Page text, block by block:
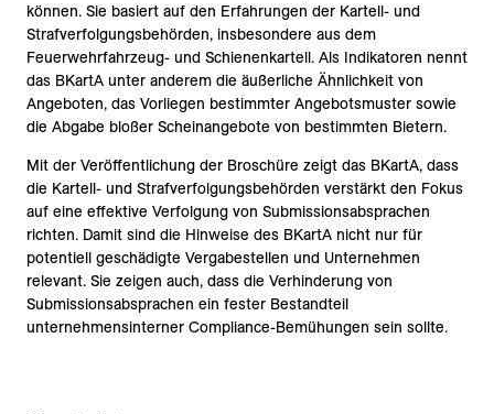
können. Sie basiert auf den Erfahrungen der Kartell- und
Strafverfolgungsbehörden, insbesondere aus dem
Feuerwehrfahrzeug- und Schienenkartell. Als Indikatoren nennt
das BKartA unter anderem die äußerliche Ähnlichkeit von
Angeboten, das Vorliegen bestimmter Angebotsmuster sowie
die Abgabe bloßer Scheinangebote von bestimmten Bietern.
Mit der Veröffentlichung der Broschüre zeigt das BKartA, dass
die Kartell- und Strafverfolgungsbehörden verstärkt den Fokus
auf eine effektive Verfolgung von Submissionsabsprachen
richten. Damit sind die Hinweise des BKartA nicht nur für
potentiell geschädigte Vergabestellen und Unternehmen
relevant. Sie zeigen auch, dass die Verhinderung von
Submissionsabsprachen ein fester Bestandteil
unternehmensinterner Compliance-Bemühungen sein sollte.